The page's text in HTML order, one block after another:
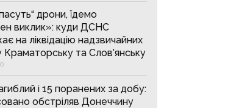
дрони, їдемо
виклик»: куди ДСНС
на ліквідацію надзвичайних
Краматорську та Слов’янську
і 15 поранених за добу:
обстріляв Донеччину